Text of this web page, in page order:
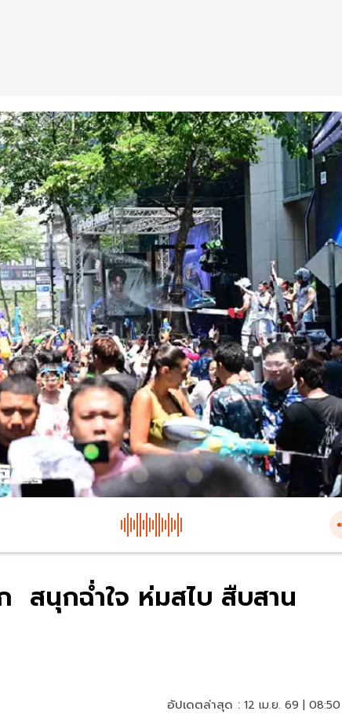
สนุกฉ่ำใจ ห่มสไบ สืบสาน
อัปเดตล่าสุด : 12 เม.ย. 69 |